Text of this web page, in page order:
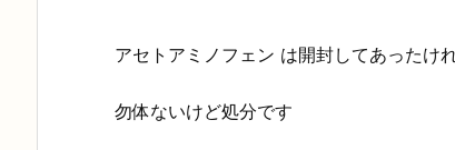
アセトアミノフェン は開封してあったけ
勿体ないけど処分です